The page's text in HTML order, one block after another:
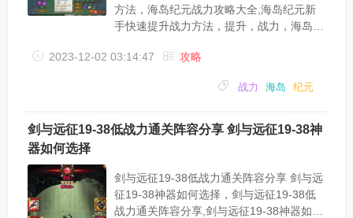
毛，暴击弓，姐姐（静流）...
方法，海岛纪元战力攻略大全,海岛纪元新
手快速提升战力方法，提升，战力，海岛，
升战斗力是非常重要的事情，那么到底要怎
速提升战力方法能帮到大家。装备提升游戏
boss、先贤试炼、副本爆出，以及寻找专业
的还是通过自己的双手进行打造出来的，一
则可以交...
2023-12-02 03:14:47 攻略
战力 海岛 纪元
剑与远征19-38低战力通关阵容分享 剑与远征19-38神
器如何选择
剑与远征19-38低战力通关阵容分享 剑与远
征19-38神器如何选择，剑与远征19-38低
战力通关阵容分享,剑与远征19-38神器如何